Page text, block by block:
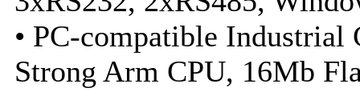
• PC-compatible
Strong Arm CPU, 16Mb